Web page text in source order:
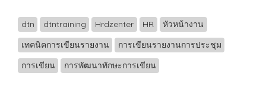
dtn dtntraining Hrdzenter HR
หัวหน้างาน
เทคนิคการเขียนรายงาน
การเขียนรายงานการประชุม
การเขียน
การพัฒนาทักษะการเขียน